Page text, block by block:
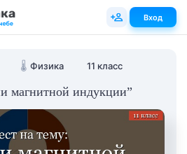
🌡️ Физика 11 класс
магнитной индукции”
Вход